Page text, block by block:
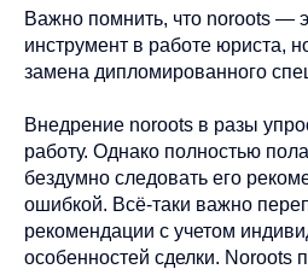
Важно помнить, что noroots —
инструмент в работе юриста,
замена дипломированного
Внедрение noroots в разы
работу. Однако полностью
бездумно следовать его
ошибкой. Всё-таки важно
рекомендации с учетом
особенностей сделки. Noroots